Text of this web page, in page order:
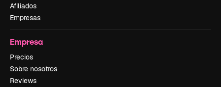
Afiliados
Empresas
Empresa
Precios
Sobre nosotros
Reviews